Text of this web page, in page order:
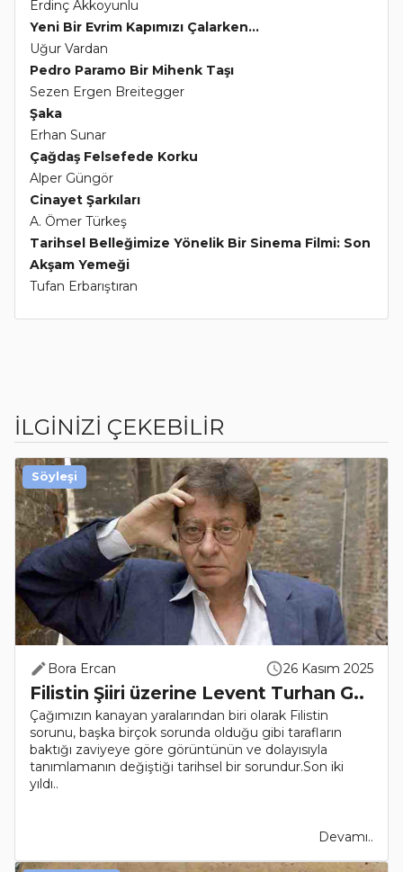
Erdinç Akkoyunlu
Yeni Bir Evrim Kapımızı Çalarken...
Uğur Vardan
Pedro Paramo Bir Mihenk Taşı
Sezen Ergen Breitegger
Şaka
Erhan Sunar
Çağdaş Felsefede Korku
Alper Güngör
Cinayet Şarkıları
A. Ömer Türkeş
Tarihsel Belleğimize Yönelik Bir Sinema Filmi: Son
Akşam Yemeği
Tufan Erbarıştıran
İLGİNİZİ ÇEKEBİLİR
Bora Ercan 26 Kasım 2025
Filistin Şiiri üzerine Levent Turhan G..
Çağımızın kanayan yaralarından biri olarak Filistin
sorunu, başka birçok sorunda olduğu gibi tarafların
baktığı zaviyeye göre görüntünün ve dolayısıyla
tanımlamanın değiştiği tarihsel bir sorundur.Son iki
yıldı..
Devamı..
Söyleşi